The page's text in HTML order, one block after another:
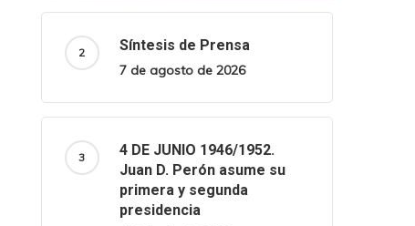
Síntesis de Prensa
7 de agosto de 2026
4 DE JUNIO 1946/1952.
Juan D. Perón asume su
primera y segunda
presidencia